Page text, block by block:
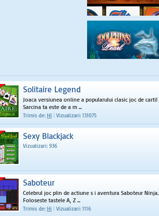
Solitaire Legend
Joaca versiunea online a popularului clasic joc de carti!
Sarcina ta este de a m ...
Trimis de: HI Vizualizari: 131075
Sexy Blackjack
Vizualizari: 936
Saboteur
Celebrul joc plin de actiune s i aventura Saboteur Ninja.
Foloseste tastele A, Z ...
Trimis de: Hi Vizualizari: 1116